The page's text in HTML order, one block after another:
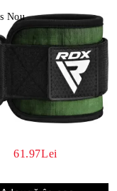
61.97Lei